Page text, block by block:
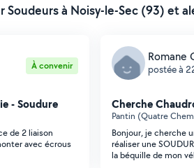
Soudeurs à Noisy-le-Sec (93) et
À convenir
- Soudure
de 2 liaison
avec écrous
Romane
postée à
Cherche
Pantin (Quatre
Bonjour, je cherche
réaliser une
la béquille de mon